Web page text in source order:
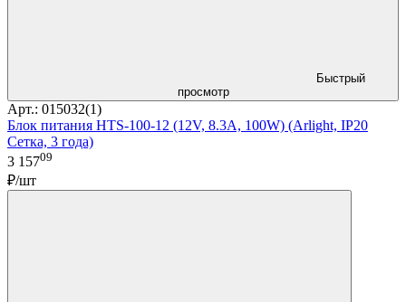
Быстрый
просмотр
Арт.: 015032(1)
Блок питания HTS-100-12 (12V, 8.3A, 100W) (Arlight, IP20
Сетка, 3 года)
3 15709
₽/шт